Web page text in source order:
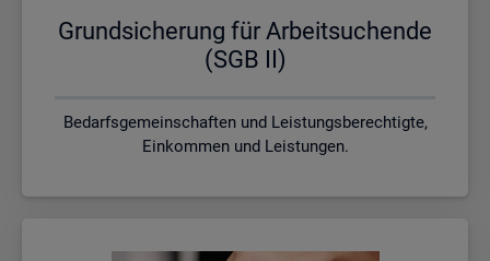
Grund­si­che­rung für Ar­beit­su­chen­de
(SGB II)
Bedarfsgemeinschaften und Leistungsberechtigte,
Einkommen und Leistungen.